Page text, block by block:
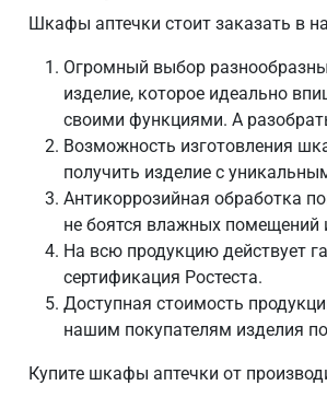
Шкафы аптечки стоит заказать в
Огромный выбор
изделие, которое идеально
своими функциями. А
Возможность изготовления
получить изделие с
Антикоррозийная обработка
не боятся влажных помещений
На всю продукцию действует
сертификация Ростеста.
Доступная стоимость
нашим покупателям изделия
Купите шкафы аптечки от